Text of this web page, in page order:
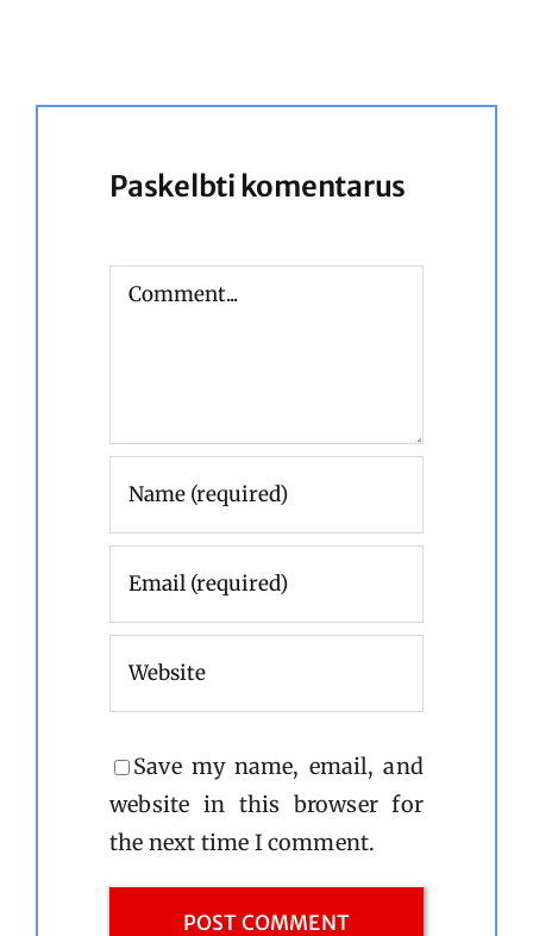
Paskelbti komentarus
Comment
Save my name, email, and
website in this browser for
the next time I comment.